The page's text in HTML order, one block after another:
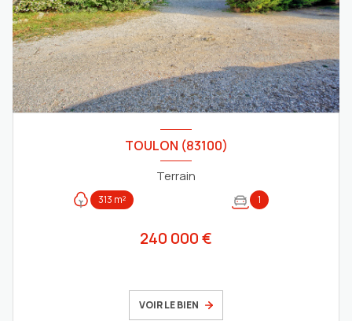
TOULON (83100)
Terrain
313 m² 1
240 000 €
VOIR LE BIEN